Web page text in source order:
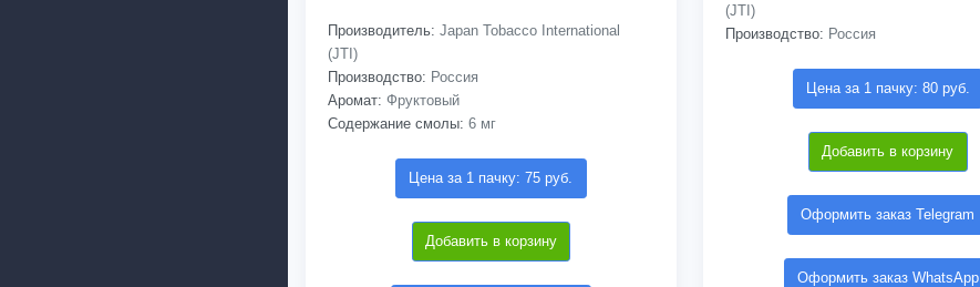
Производитель: Japan Tobacco International
(JTI)
Производство: Россия
Аромат: Фруктовый
Содержание смолы: 6 мг
Цена за 1 пачку: 75 руб.
Добавить в корзину
(JTI)
Производство: Россия
Цена за 1 пачку: 80 руб.
Добавить в корзину
Оформить заказ Telegram
Оформить заказ WhatsApp